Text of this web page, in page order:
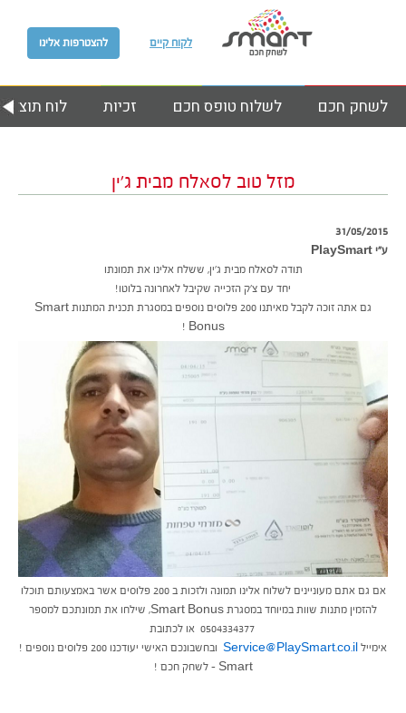
להצטרפות אלינו לקוח קיים
לוח זכיות לשלוח טופס חכם לשחק חכם
מזל טוב לסאלח מבית ג’ין
31/05/2015
ע״י PlaySmart
תודה לסאלח מבית ג’ין, ששלח אלינו את תמונתו
יחד עם צ’ק הזכייה שקיבל לאחרונה בלוטו!
גם אתה זוכה לקבל מאיתנו 200 פלוסים נוספים במסגרת תכנית המתנות Smart
Bonus !
אם גם אתם מעוניינים לשלוח אלינו תמונה ולזכות ב 200 פלוסים אשר באמצעותם תוכלו
להזמין מתנות שוות במיוחד במסגרת Smart Bonus, שילחו את תמונתכם למספר
0504334377 או לכתובת
אימייל Service@PlaySmart.co.il ובחשבונכם האישי יעודכנו 200 פלוסים נוספים !
Smart – לשחק חכם !